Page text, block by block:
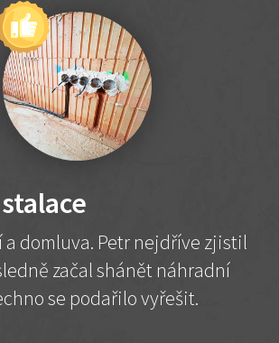
domluva. Petr nejdříve zjistil
začal shánět náhradní
se podařilo vyřešit.